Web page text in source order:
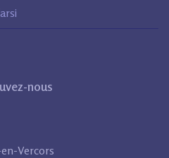
nous
Vercors